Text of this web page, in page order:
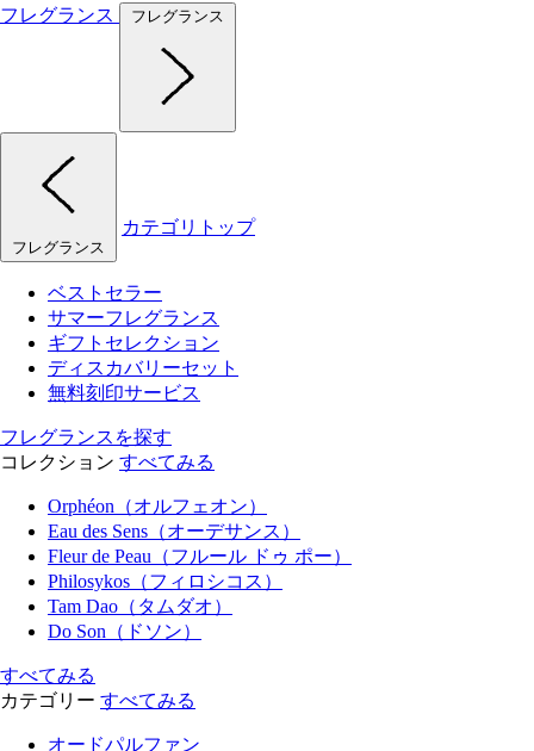
フレグランス
フレグランス
フレグランス
カテゴリトップ
ベストセラー
サマーフレグランス
ギフトセレクション
ディスカバリーセット
無料刻印サービス
フレグランスを探す
コレクション すべてみる
Orphéon（オルフェオン）
Eau des Sens（オーデサンス）
Fleur de Peau（フルール ドゥ ポー）
Philosykos（フィロシコス）
Tam Dao（タムダオ）
Do Son（ドソン）
すべてみる
カテゴリー すべてみる
オードパルファン